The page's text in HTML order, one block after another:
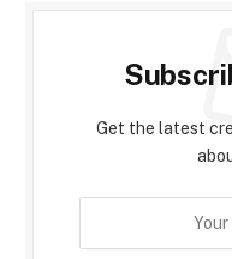
Get the latest